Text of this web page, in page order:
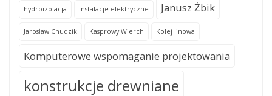
hydroizolacja instalacje elektryczne Janusz Żbik
Jarosław Chudzik Kasprowy Wierch Kolej linowa
Komputerowe wspomaganie projektowania
konstrukcje drewniane